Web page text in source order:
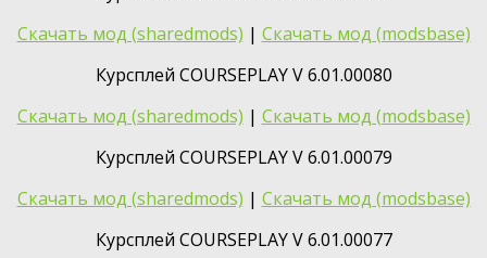
Скачать мод (sharedmods) | Скачать мод (modsbase)
Курсплей COURSEPLAY V 6.01.00080
Скачать мод (sharedmods) | Скачать мод (modsbase)
Курсплей COURSEPLAY V 6.01.00079
Скачать мод (sharedmods) | Скачать мод (modsbase)
Курсплей COURSEPLAY V 6.01.00077